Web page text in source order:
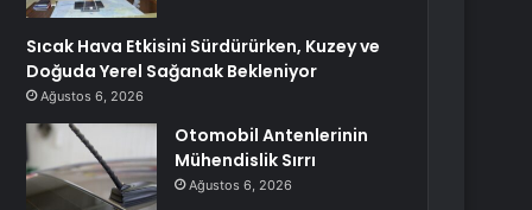
Sıcak Hava Etkisini Sürdürürken, Kuzey ve
Doğuda Yerel Sağanak Bekleniyor
Ağustos 6, 2026
Otomobil Antenlerinin
Mühendislik Sırrı
Ağustos 6, 2026